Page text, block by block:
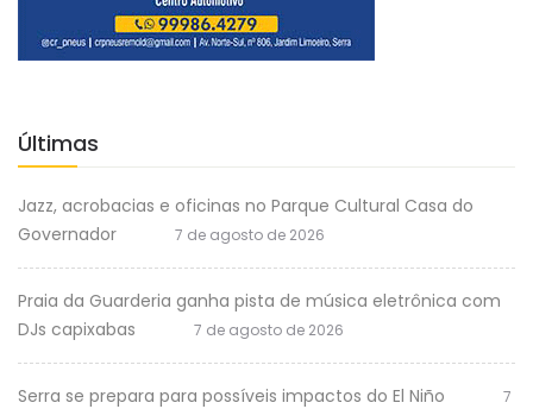
Últimas
Jazz, acrobacias e oficinas no Parque Cultural Casa do
Governador
7 de agosto de 2026
Praia da Guarderia ganha pista de música eletrônica com
DJs capixabas
7 de agosto de 2026
Serra se prepara para possíveis impactos do El Niño
7